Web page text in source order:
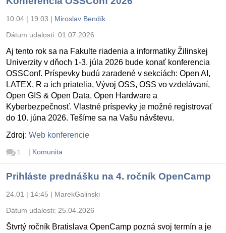
10.04 | 19:03 | Miroslav Bendík
Dátum udalosti: 01.07.2026
Aj tento rok sa na Fakulte riadenia a informatiky Žilinskej
Univerzity v dňoch 1-3. júla 2026 bude konať konferencia
OSSConf. Príspevky budú zaradené v sekciách: Open AI,
LATEX, R a ich priatelia, Vývoj OSS, OSS vo vzdelávaní,
Open GIS & Open Data, Open Hardware a
Kyberbezpečnosť. Vlastné príspevky je možné registrovať
do 10. júna 2026. Tešíme sa na Vašu návštevu.
Zdroj: Web konferencie
1 | Komunita
Prihláste prednášku na 4. ročník OpenCamp
24.01 | 14:45 | MarekGalinski
Dátum udalosti: 25.04.2026
Štvrtý ročník Bratislava OpenCamp pozná svoj termín a je